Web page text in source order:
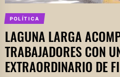
POLÍTICA
LAGUNA LARGA
TRABAJADORES CON
EXTRAORDINARIO DE